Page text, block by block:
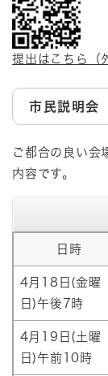
提出はこちら（
市民説明会
ご都合の良い会
内容です。
日時
4月18日(金曜
日)午後7時
4月19日(土曜
日)午前10時